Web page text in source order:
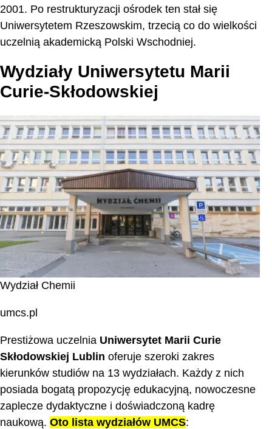
2001. Po restrukturyzacji ośrodek ten stał się
Uniwersytetem Rzeszowskim, trzecią co do wielkości
uczelnią akademicką Polski Wschodniej.
Wydziały Uniwersytetu Marii
Curie-Skłodowskiej
Wydział Chemii
umcs.pl
Prestiżowa uczelnia Uniwersytet Marii Curie
Skłodowskiej Lublin oferuje szeroki zakres
kierunków studiów na 13 wydziałach. Każdy z nich
posiada bogatą propozycję edukacyjną, nowoczesne
zaplecze dydaktyczne i doświadczoną kadrę
naukową. Oto lista wydziałów UMCS: